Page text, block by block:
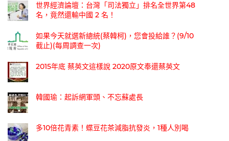
世界經濟論壇：台灣「司法獨立」排名全世界第48
名，竟然還輸中國 2 名！
如果今天就選新總統(蔡韓柯)，您會投給誰？(9/10
截止)(每周調查一次)
2015年底 蔡英文這樣說 2020原文奉還蔡英文
韓國瑜：起訴網軍頭、不忘蘇處長
多10倍花青素！蝶豆花茶減脂抗發炎，1種人別喝